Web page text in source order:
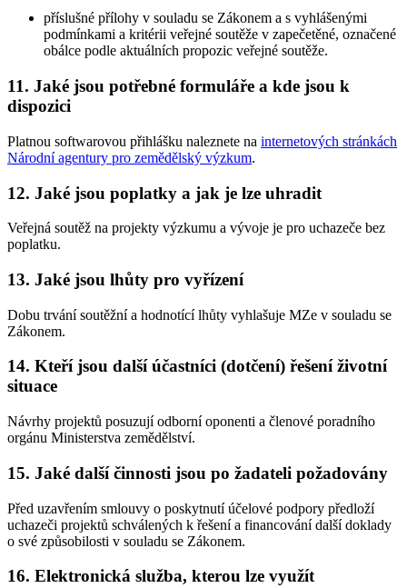
příslušné přílohy v souladu se Zákonem a s vyhlášenými
podmínkami a kritérii veřejné soutěže v zapečetěné, označené
obálce podle aktuálních propozic veřejné soutěže.
11. Jaké jsou potřebné formuláře a kde jsou k
dispozici
Platnou softwarovou přihlášku naleznete na internetových stránkách
Národní agentury pro zemědělský výzkum.
12. Jaké jsou poplatky a jak je lze uhradit
Veřejná soutěž na projekty výzkumu a vývoje je pro uchazeče bez
poplatku.
13. Jaké jsou lhůty pro vyřízení
Dobu trvání soutěžní a hodnotící lhůty vyhlašuje MZe v souladu se
Zákonem.
14. Kteří jsou další účastníci (dotčení) řešení životní
situace
Návrhy projektů posuzují odborní oponenti a členové poradního
orgánu Ministerstva zemědělství.
15. Jaké další činnosti jsou po žadateli požadovány
Před uzavřením smlouvy o poskytnutí účelové podpory předloží
uchazeči projektů schválených k řešení a financování další doklady
o své způsobilosti v souladu se Zákonem.
16. Elektronická služba, kterou lze využít